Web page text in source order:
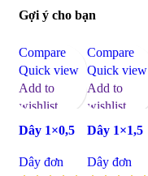
Gợi ý cho bạn
Compare
Quick view
Add to
wishlist
Dây 1×0,5
100m – Mét
Dây đơn
Compare
Quick view
Add to
wishlist
Dây 1×1,5
100m (ĐE)
Dây đơn